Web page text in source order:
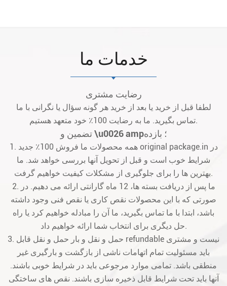
خدمات ما
رضایت مشتری
لطفا قبل از خرید یا بعد از خرید هر گونه سؤال یا نگرانی با ما
تماس بگیرید. ما به رضایت 100٪ خود متعهد هستیم.
تضمین و \u0026 amp؛ بازده
1. همه محصولات ما فروش 100٪ جدید original package.in در
شرایط خوب است و قبل از تحویل آنها بررسی خواهد شد. ما
بهترین ها را برای جلوگیری از مشکلات کیفیت خواهیم گرفت.
2. ما پس از دریافت بسته ها، 12 ماه گارانتی ارائه می دهیم. در
صورتی که با این محصولات نقص کاری یا نقص فنی وجود داشته
باشد، ابتدا با ما تماس بگیرید، ما آن را مبادله خواهیم کرد یا راه
حل دیگری برای انتخاب شما ارائه خواهیم داد.
3. حمل و نقل و بار حمل و نقل قابل refundable نیست و مشتری
باید مسئولیت تمام اتهامات ناشی از بازگشت و بارگیری غیر
منطقی باشد. تمامی موارد مرجوعی باید در شرایط خوبی باشند.
آنها باید تحت شرایط قابل ذخیره سازی باشند. نقص های ساختگی